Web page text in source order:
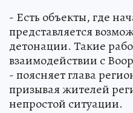
- Есть объекты, где
представляется
детонации. Такие
взаимодействии с
- поясняет глава
призывая жителей
непростой ситуации.